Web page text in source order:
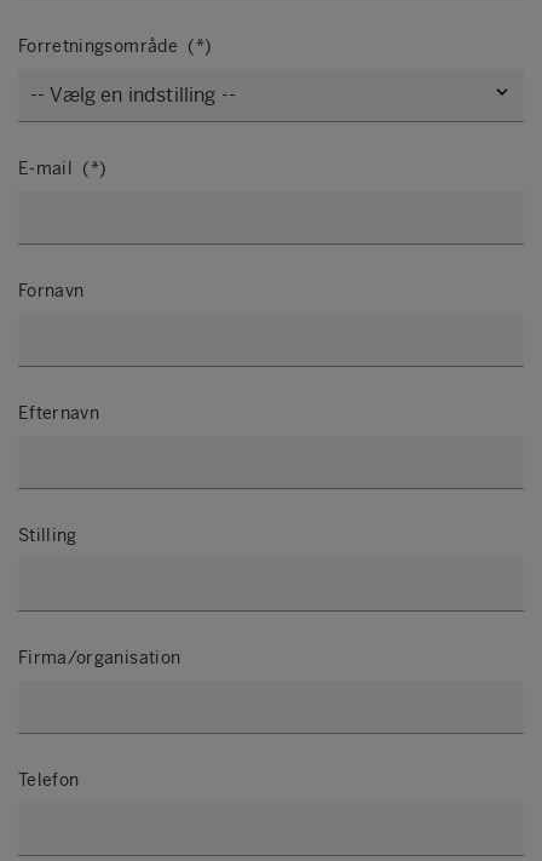
Forretningsområde
E-mail
Fornavn
Efternavn
Stilling
Firma/organisation
Telefon